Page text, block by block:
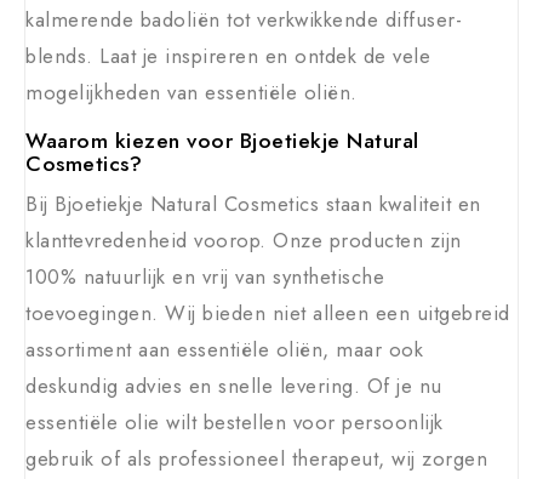
kalmerende badoliën tot verkwikkende diffuser-
blends. Laat je inspireren en ontdek de vele
mogelijkheden van essentiële oliën.
Waarom kiezen voor Bjoetiekje Natural
Cosmetics?
Bij Bjoetiekje Natural Cosmetics staan kwaliteit en
klanttevredenheid voorop. Onze producten zijn
100% natuurlijk en vrij van synthetische
toevoegingen. Wij bieden niet alleen een uitgebreid
assortiment aan essentiële oliën, maar ook
deskundig advies en snelle levering. Of je nu
essentiële olie wilt bestellen voor persoonlijk
gebruik of als professioneel therapeut, wij zorgen